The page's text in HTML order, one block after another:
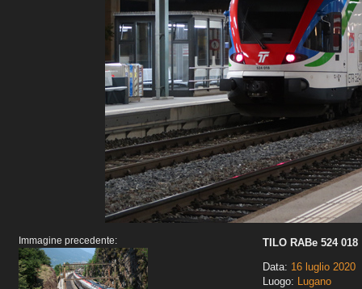
Immagine precedente:
TILO RABe 524 018
Data: 16 luglio 2020
Luogo: Lugano